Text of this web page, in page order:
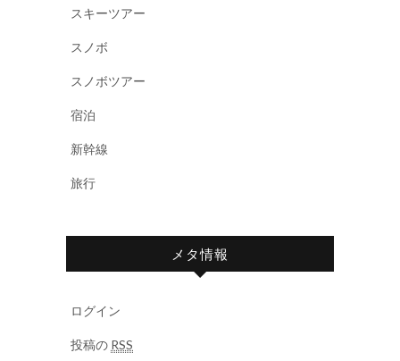
スキーツアー
スノボ
スノボツアー
宿泊
新幹線
旅行
メタ情報
ログイン
投稿の RSS